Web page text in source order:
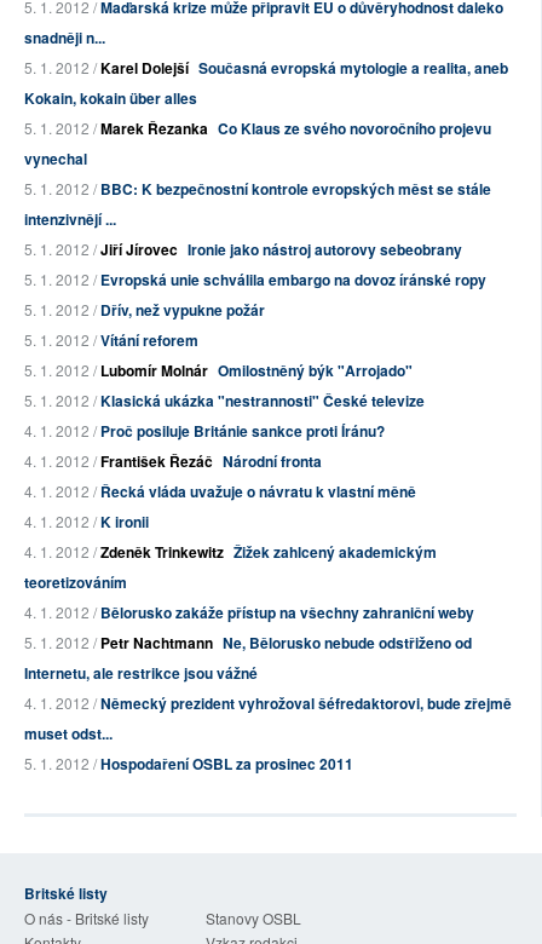
5. 1. 2012 /Maďarská krize může připravit EU o důvěryhodnost daleko
snadněji n...
5. 1. 2012 /Karel Dolejší Současná evropská mytologie a realita, aneb
Kokain, kokain über alles
5. 1. 2012 /Marek Řezanka Co Klaus ze svého novoročního projevu
vynechal
5. 1. 2012 /BBC: K bezpečnostní kontrole evropských měst se stále
intenzivnějí ...
5. 1. 2012 /Jiří Jírovec Ironie jako nástroj autorovy sebeobrany
5. 1. 2012 /Evropská unie schválila embargo na dovoz íránské ropy
5. 1. 2012 /Dřív, než vypukne požár
5. 1. 2012 /Vítání reforem
5. 1. 2012 /Lubomír Molnár Omilostněný býk "Arrojado"
5. 1. 2012 /Klasická ukázka "nestrannosti" České televize
4. 1. 2012 /Proč posiluje Británie sankce proti Íránu?
4. 1. 2012 /František Řezáč Národní fronta
4. 1. 2012 /Řecká vláda uvažuje o návratu k vlastní měně
4. 1. 2012 /K ironii
4. 1. 2012 /Zdeněk Trinkewitz Žižek zahlcený akademickým
teoretizováním
4. 1. 2012 /Bělorusko zakáže přístup na všechny zahraniční weby
5. 1. 2012 /Petr Nachtmann Ne, Bělorusko nebude odstřiženo od
Internetu, ale restrikce jsou vážné
4. 1. 2012 /Německý prezident vyhrožoval šéfredaktorovi, bude zřejmě
muset odst...
5. 1. 2012 /Hospodaření OSBL za prosinec 2011
Britské listy
O nás - Britské listy
Stanovy OSBL